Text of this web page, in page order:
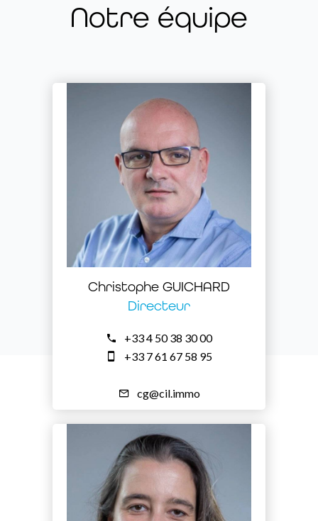
Notre équipe
Christophe GUICHARD
Directeur
+33 4 50 38 30 00
+33 7 61 67 58 95
cg@cil.immo